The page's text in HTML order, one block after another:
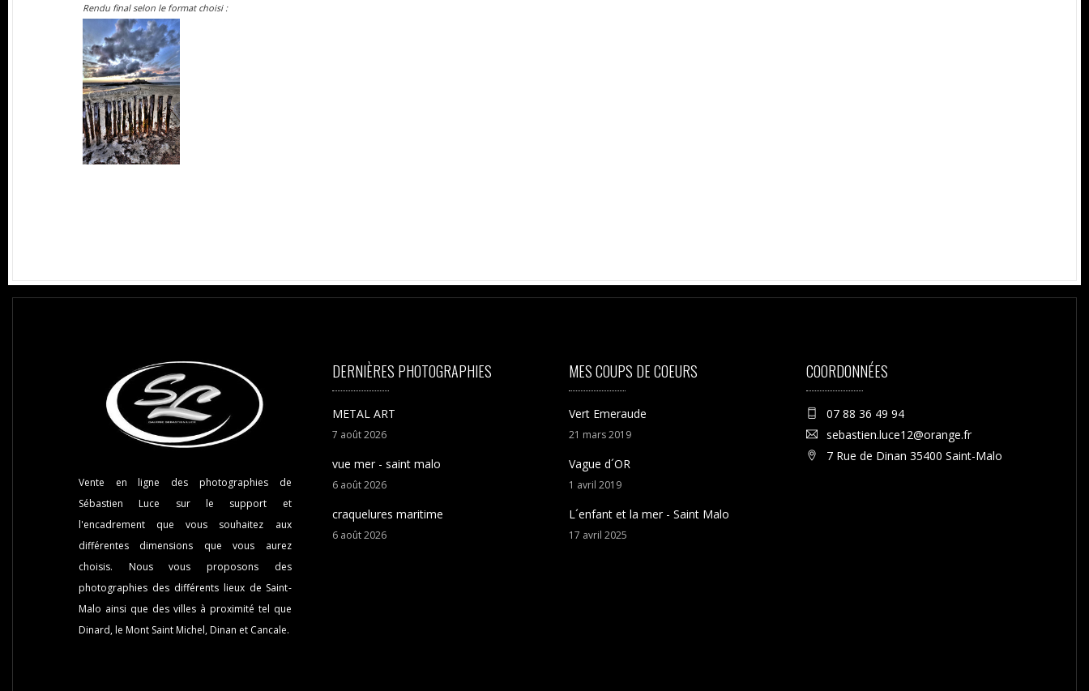
Rendu final selon le format choisi :
Vente en ligne des photographies de
Sébastien Luce sur le support et
l'encadrement que vous souhaitez aux
différentes dimensions que vous aurez
choisis. Nous vous proposons des
photographies des différents lieux de Saint-
Malo ainsi que des villes à proximité tel que
Dinard, le Mont Saint Michel, Dinan et Cancale.
DERNIÈRES PHOTOGRAPHIES
METAL ART
7 août2026
vue mer - saint malo
6août2026
craquelures maritime
6août2026
MES COUPS DE COEURS
Vert Emeraude
21 mars2019
Vague d´OR
1 avril 2019
L´enfant et la mer - Saint Malo
17 avril 2025
COORDONNÉES
07 88 36 49 94
sebastien.luce12@orange.fr
7 Rue de Dinan 35400 Saint-Malo